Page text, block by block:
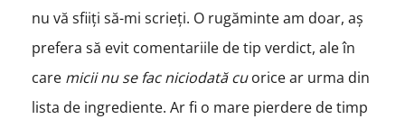
nu vă sfiiți să-mi scrieți. O rugăminte am doar, aș
prefera să evit comentariile de tip verdict, ale în
care micii nu se fac niciodată cuorice ar urma din
lista de ingrediente. Ar fi o mare pierdere de timp